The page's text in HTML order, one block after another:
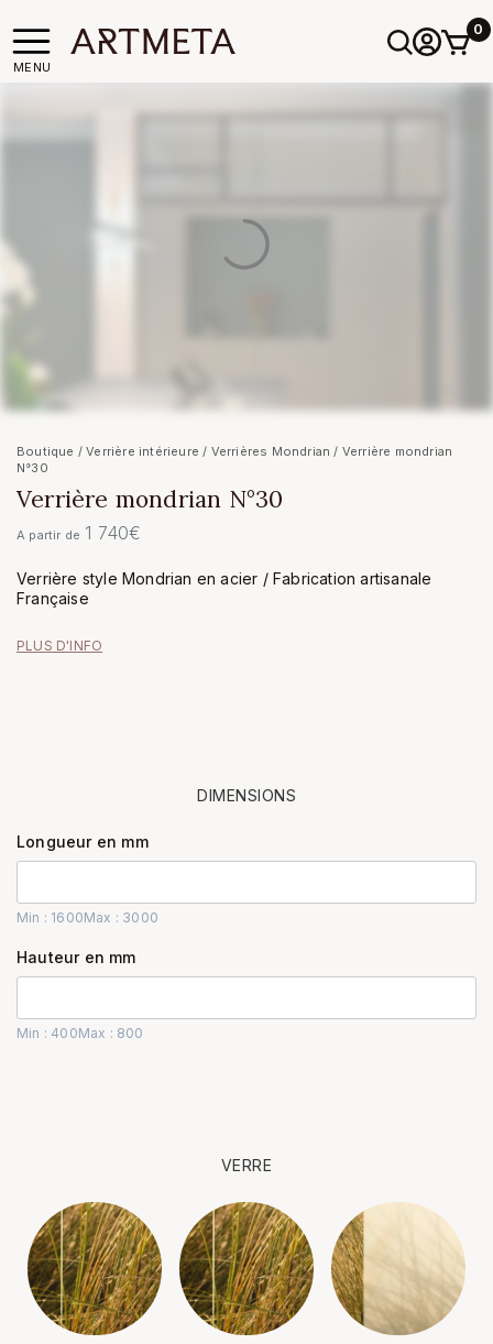
MENU
0
Boutique /Verrière intérieure / Verrières Mondrian / Verrière mondrian
N°30
Verrière mondrian N°30
A partir de 1 740€
Verrière style Mondrian en acier / Fabrication artisanale
Française
PLUS D'INFO
DIMENSIONS
Longueur en mm
Min : 1600Max : 3000
Hauteur en mm
Min : 400Max : 800
VERRE